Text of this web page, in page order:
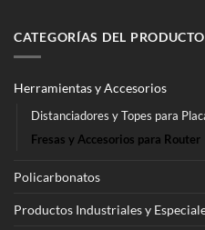
CATEGORÍAS DEL PRODUCTO
Herramientas y Accesorios
Distanciadores y Topes para
Fresas y Accesorios para Router
Policarbonatos
Productos Industriales y